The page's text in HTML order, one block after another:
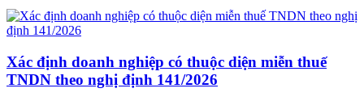
Xác định doanh nghiệp có thuộc diện miễn thuế
TNDN theo nghị định 141/2026